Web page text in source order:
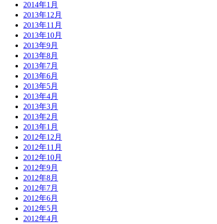
2014年1月
2013年12月
2013年11月
2013年10月
2013年9月
2013年8月
2013年7月
2013年6月
2013年5月
2013年4月
2013年3月
2013年2月
2013年1月
2012年12月
2012年11月
2012年10月
2012年9月
2012年8月
2012年7月
2012年6月
2012年5月
2012年4月